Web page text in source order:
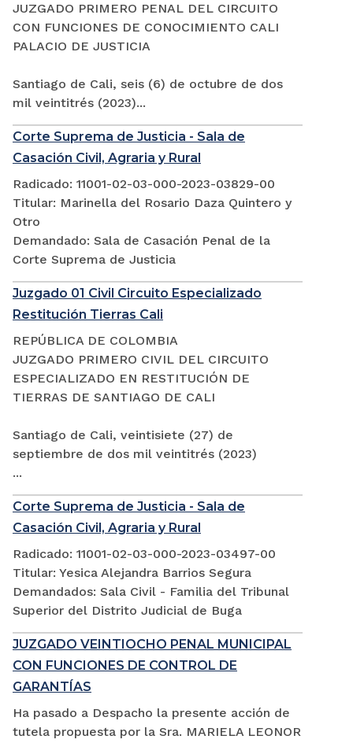
JUZGADO PRIMERO PENAL DEL CIRCUITO
CON FUNCIONES DE CONOCIMIENTO CALI
PALACIO DE JUSTICIA
Santiago de Cali, seis (6) de octubre de dos
mil veintitrés (2023)...
Corte Suprema de Justicia - Sala de
Casación Civil, Agraria y Rural
Radicado: 11001-02-03-000-2023-03829-00
Titular: Marinella del Rosario Daza Quintero y
Otro
Demandado: Sala de Casación Penal de la
Corte Suprema de Justicia
Juzgado 01 Civil Circuito Especializado
Restitución Tierras Cali
REPÚBLICA DE COLOMBIA
JUZGADO PRIMERO CIVIL DEL CIRCUITO
ESPECIALIZADO EN RESTITUCIÓN DE
TIERRAS DE SANTIAGO DE CALI
Santiago de Cali, veintisiete (27) de
septiembre de dos mil veintitrés (2023)
...
Corte Suprema de Justicia - Sala de
Casación Civil, Agraria y Rural
Radicado: 11001-02-03-000-2023-03497-00
Titular: Yesica Alejandra Barrios Segura
Demandados: Sala Civil - Familia del Tribunal
Superior del Distrito Judicial de Buga
JUZGADO VEINTIOCHO PENAL MUNICIPAL
CON FUNCIONES DE CONTROL DE
GARANTÍAS
Ha pasado a Despacho la presente acción de
tutela propuesta por la Sra. MARIELA LEONOR